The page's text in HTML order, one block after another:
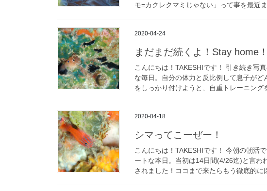
モ=カクレクマミじゃない」って事を最近
2020-04-24
まだまだ続くよ！Stay home！
こんにちは！TAKESHIです！ 引き続き写
な毎日。自分の体力と反比例して息子が
をしっかり付けようと、自重トレーニン
2020-04-18
シマってこーぜー！
こんにちは！TAKESHIです！ 今朝の朝活
ートな本日。当初は14日間(4/26迄)と言わ
されました！ココまで来たらもう徹底的